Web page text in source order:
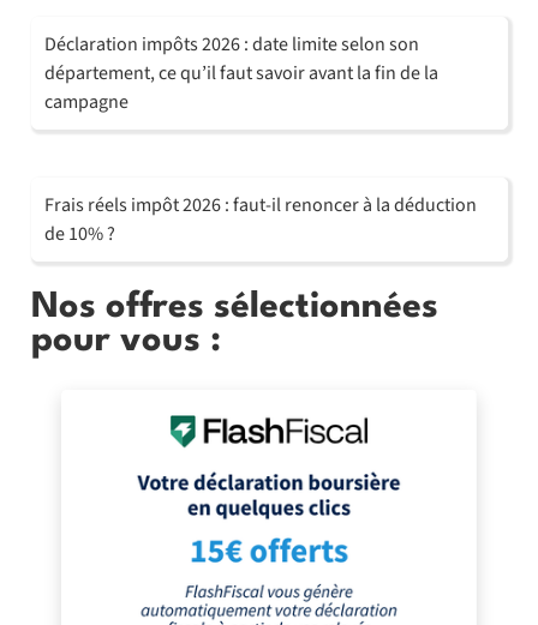
Déclaration impôts 2026 : date limite selon son
département, ce qu’il faut savoir avant la fin de la
campagne
Frais réels impôt 2026 : faut-il renoncer à la déduction
de 10% ?
Nos offres sélectionnées
pour vous :